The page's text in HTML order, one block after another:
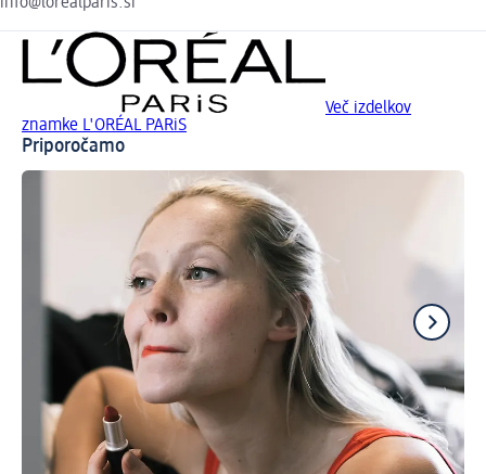
info@lorealparis.si
Več izdelkov
znamke L'ORÉAL PARiS
Priporočamo